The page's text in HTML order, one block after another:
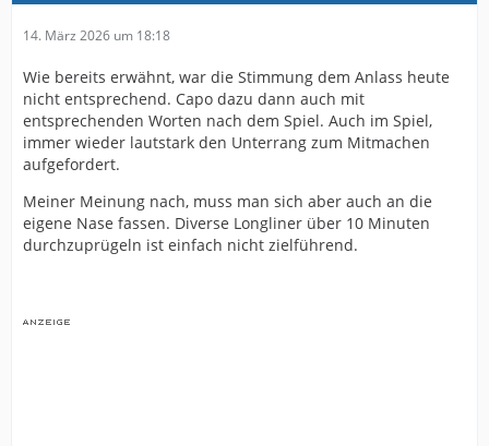
14. März 2026 um 18:18
Wie bereits erwähnt, war die Stimmung dem Anlass heute
nicht entsprechend. Capo dazu dann auch mit
entsprechenden Worten nach dem Spiel. Auch im Spiel,
immer wieder lautstark den Unterrang zum Mitmachen
aufgefordert.
Meiner Meinung nach, muss man sich aber auch an die
eigene Nase fassen. Diverse Longliner über 10 Minuten
durchzuprügeln ist einfach nicht zielführend.